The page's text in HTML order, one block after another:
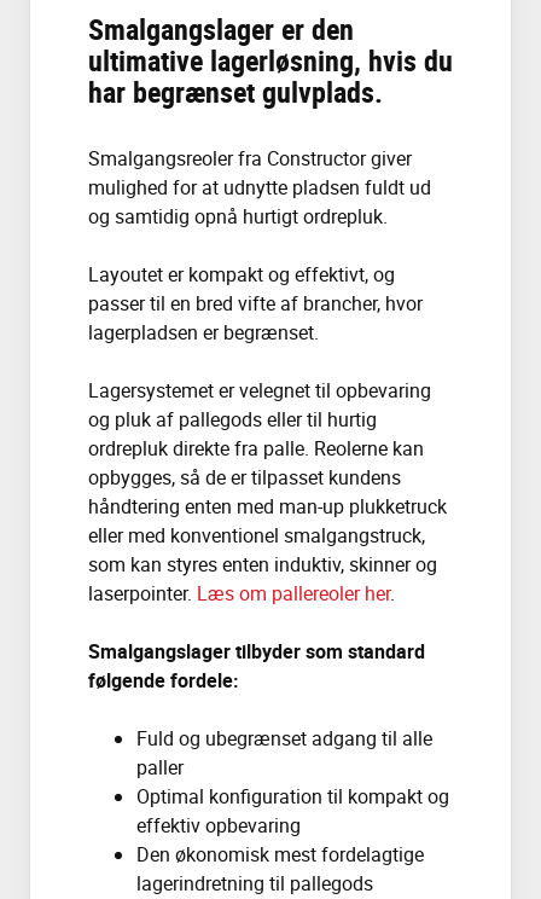
Smalgangslager er den
ultimative lagerløsning, hvis du
har begrænset gulvplads.
Smalgangsreoler fra Constructor giver
mulighed for at udnytte pladsen fuldt ud
og samtidig opnå hurtigt ordrepluk.
Layoutet er kompakt og effektivt, og
passer til en bred vifte af brancher, hvor
lagerpladsen er begrænset.
Lagersystemet er velegnet til opbevaring
og pluk af pallegods eller til hurtig
ordrepluk direkte fra palle. Reolerne kan
opbygges, så de er tilpasset kundens
håndtering enten med man-up plukketruck
eller med konventionel smalgangstruck,
som kan styres enten induktiv, skinner og
laserpointer. Læs om pallereoler her.
Smalgangslager tilbyder som standard
følgende fordele:
Fuld og ubegrænset adgang til alle
paller
Optimal konfiguration til kompakt og
effektiv opbevaring
Den økonomisk mest fordelagtige
lagerindretning til pallegods